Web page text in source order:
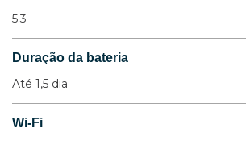
5.3
Duração da bateria
Até 1,5 dia
Wi-Fi